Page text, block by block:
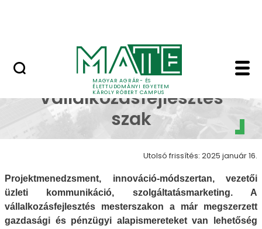
MAGYAR AGRÁR- ÉS
ÉLETTUDOMÁNYI EGYETEM
KÁROLY RÓBERT CAMPUS
Bemutatkozik a
Bemutatkozik a
Vállalkozásfejlesztés
szak
Utolsó frissítés: 2025 január 16.
Projektmenedzsment, innováció-módszertan, vezetői
üzleti kommunikáció, szolgáltatásmarketing. A
vállalkozásfejlesztés mesterszakon a már megszerzett
gazdasági és pénzügyi alapismereteket van lehetőség